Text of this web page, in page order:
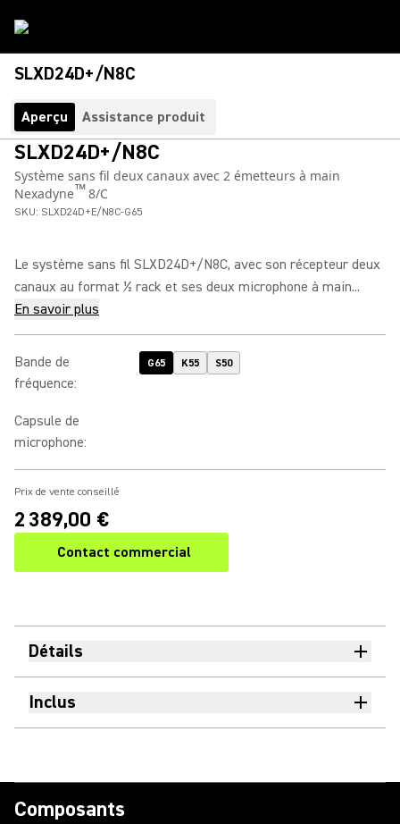
SLXD24D+/N8C
Aperçu Assistance produit
SLXD24D+/N8C
Système sans fil deux canaux avec 2 émetteurs à main
Nexadyne™8/C
SKU: SLXD24D+E/N8C-G65
Le système sans fil SLXD24D+/N8C, avec son récepteur deux
canaux au format ½ rack et ses deux microphone à main...
En savoir plus
Bande de
fréquence:
G65 K55 S50
Capsule de
microphone:
Prix de vente conseillé
2 389,00 €
Contact commercial
Détails
Inclus
Composants